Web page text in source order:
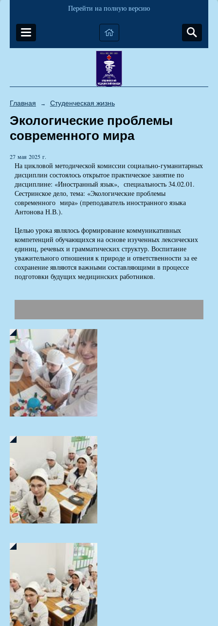
Перейти на полную версию
Главная → Студенческая жизнь
Экологические проблемы
современного мира
27 мая 2025 г.
На цикловой методической комиссии социально-гуманитарных
дисциплин состоялось открытое практическое занятие по
дисциплине: «Иностранный язык», специальность 34.02.01.
Сестринское дело, тема: «Экологические проблемы
современного мира» (преподаватель иностранного языка
Антонова Н.В.).
Целью урока являлось формирование коммуникативных
компетенций обучающихся на основе изученных лексических
единиц, речевых и грамматических структур. Воспитание
уважительного отношения к природе и ответственности за ее
сохранение являются важными составляющими в процессе
подготовки будущих медицинских работников.